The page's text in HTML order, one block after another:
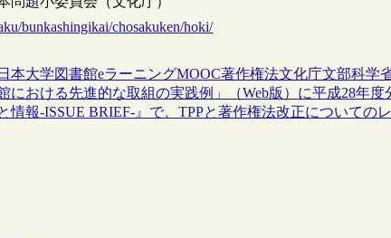
bunkashingikai/chosakuken/hoki/
日本大学図書館eラーニングMOOC著作権法文化庁文部科学
における先進的な取組の実践例」（Web版）に平成28年度
情報-ISSUE BRIEF-』で、TPPと著作権法改正についての